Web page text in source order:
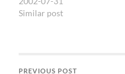
sampai Calvin dan Dilbert
Similar post
PREVIOUS POST